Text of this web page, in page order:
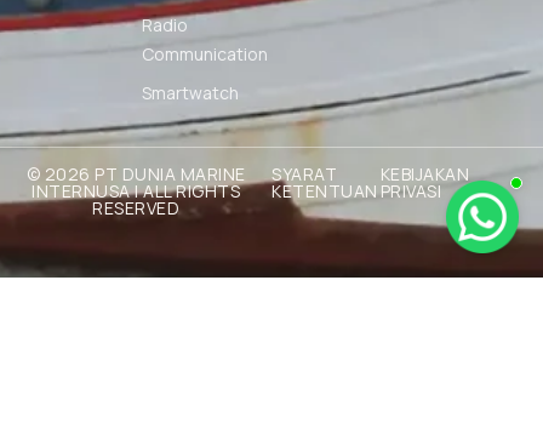
Radio
Communication
Smartwatch
© 2026 PT DUNIA MARINE
INTERNUSA | ALL RIGHTS
RESERVED
SYARAT
KETENTUAN
KEBIJAKAN
PRIVASI